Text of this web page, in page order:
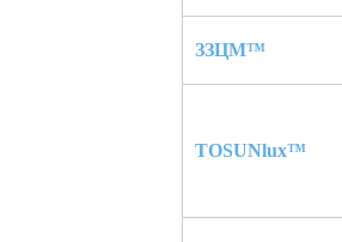
ЗЗЦМ™
TOSUNlux™